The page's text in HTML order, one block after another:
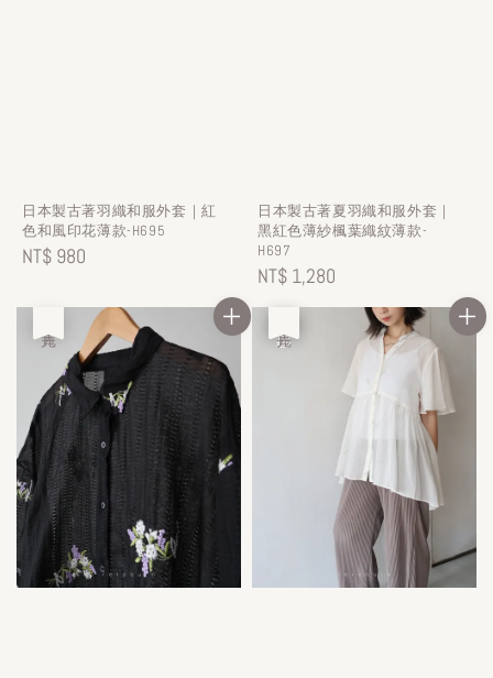
日本製古著羽織和服外套｜紅
色和風印花薄款-H695
Regular
NT$ 980
日本製古著夏羽織和服外套｜
黑紅色薄紗楓葉織紋薄款-
H697
Regular
price
NT$ 1,280